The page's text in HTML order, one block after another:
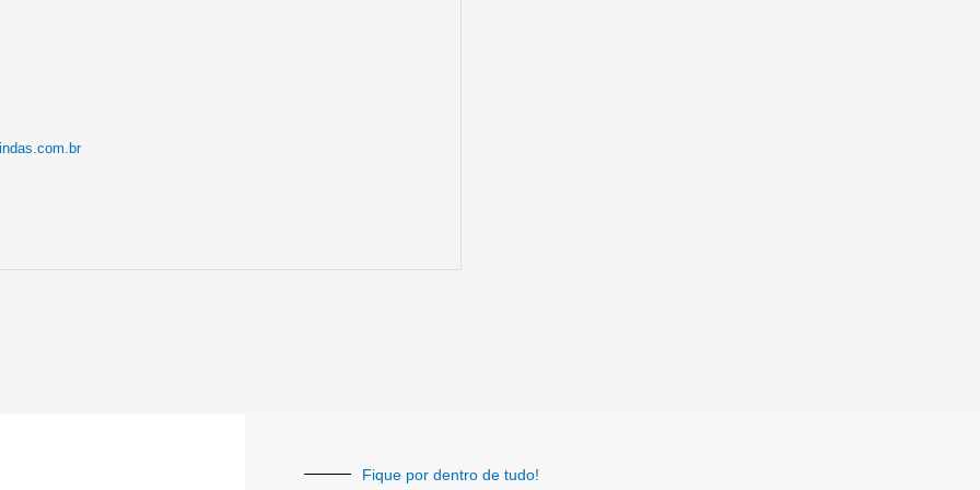
Fique por dentro de tudo!